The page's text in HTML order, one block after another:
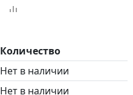
Количество
Нет в наличии
Нет в наличии